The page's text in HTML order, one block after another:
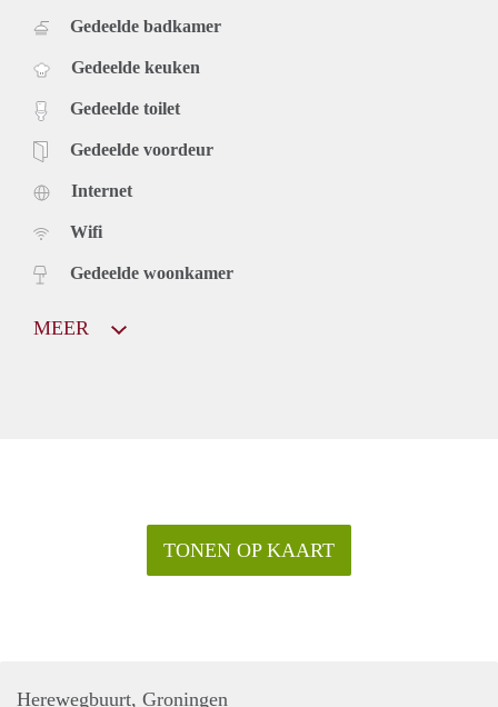
Gedeelde badkamer
Gedeelde keuken
Gedeelde toilet
Gedeelde voordeur
Internet
Wifi
Gedeelde woonkamer
MEER
TONEN OP KAART
Herewegbuurt, Groningen